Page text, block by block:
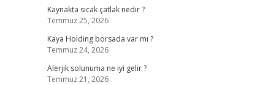
Kaynakta sıcak çatlak nedir ?
Temmuz 25, 2026
Kaya Holding borsada var mı ?
Temmuz 24, 2026
Alerjik solunuma ne iyi gelir ?
Temmuz 21, 2026